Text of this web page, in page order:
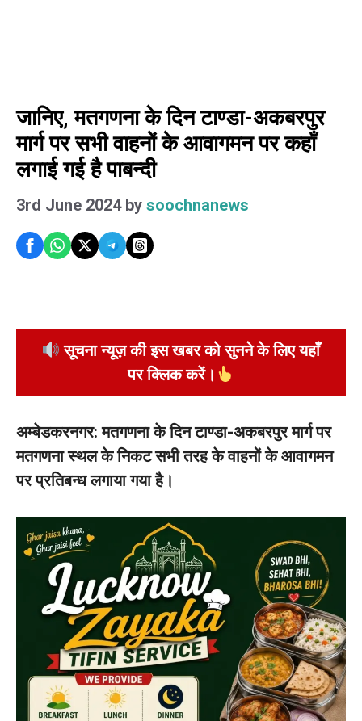
जानिए, मतगणना के दिन टाण्डा-अकबरपुर
मार्ग पर सभी वाहनों के आवागमन पर कहाँ
लगाई गई है पाबन्दी
3rd June 2024 by soochnanews
सूचना न्यूज़ की इस खबर को सुनने के लिए यहाँ
पर क्लिक करें।
अम्बेडकरनगर: मतगणना के दिन टाण्डा-अकबरपुर मार्ग पर
मतगणना स्थल के निकट सभी तरह के वाहनों के आवागमन
पर प्रतिबन्ध लगाया गया है।